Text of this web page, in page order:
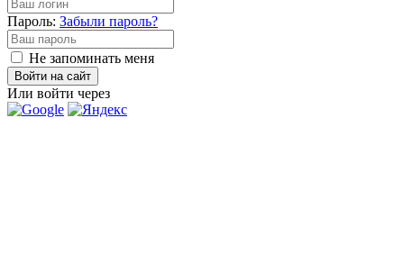
Пароль: Забыли пароль?
Не запоминать меня
Войти на сайт
Или войти через